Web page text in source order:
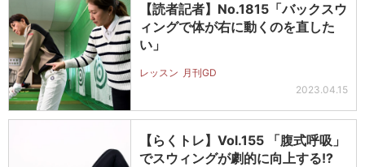
【読者記者】No.1815「バックスウ
ィングで体が右に動くのを直した
い」
レッスン 月刊GD
2023.04.15
【らくトレ】Vol.155 「腹式呼吸」
でスウィングが劇的に向上する!?